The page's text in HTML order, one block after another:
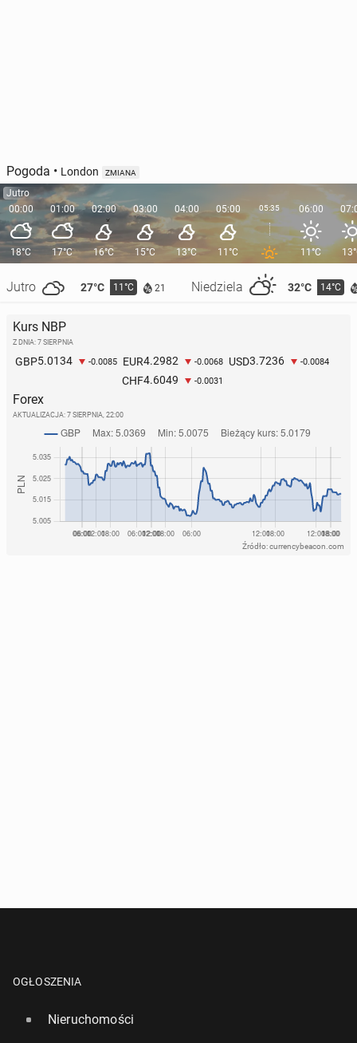
Pogoda • London ZMIANA
Jutro
00:00
18°C
Jutro 27°C 11°C 21 Niedziela 32°C 14°C
01:00
17°C
02:00
16°C
03:00
15°C
04:00
13°C
05:00
11°C
05:35 06:00
11°C
Kurs NBP
Z DNIA: 7 SIERPNIA
GBP5.0134 -0.0085 EUR4.2982 -0.0068 USD3.7236 -0.0084
CHF4.6049 -0.0031
Forex
AKTUALIZACJA: 7 SIERPNIA, 22:00
Źródło: currencybeacon.com
OGŁOSZENIA
Nieruchomości